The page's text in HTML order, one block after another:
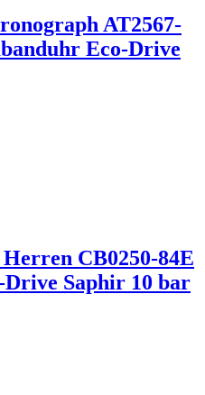
AT2567-
Eco-Drive
CB0250-84E
Saphir 10 bar